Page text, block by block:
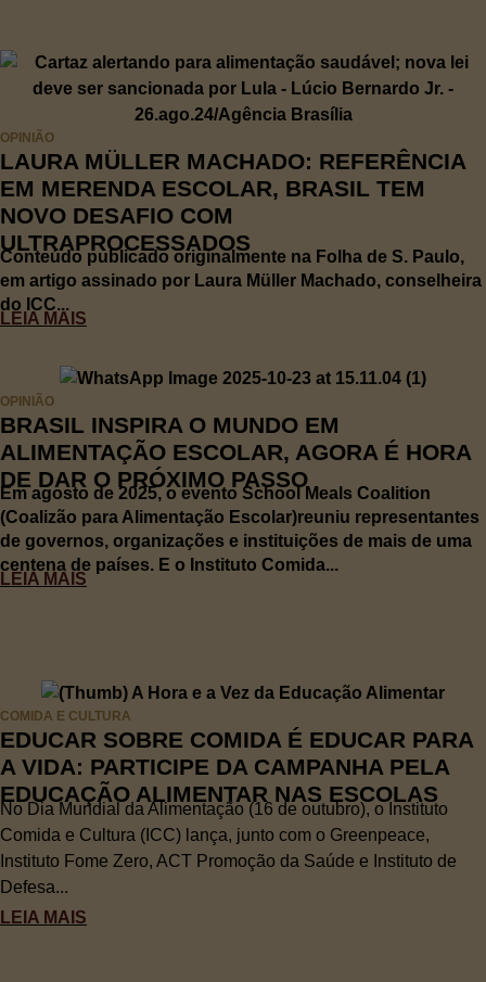
OPINIÃO
LAURA MÜLLER MACHADO: REFERÊNCIA
EM MERENDA ESCOLAR, BRASIL TEM
NOVO DESAFIO COM
ULTRAPROCESSADOS
Conteúdo publicado originalmente na Folha de S. Paulo,
em artigo assinado por Laura Müller Machado, conselheira
do ICC...
LEIA MAIS
OPINIÃO
BRASIL INSPIRA O MUNDO EM
ALIMENTAÇÃO ESCOLAR, AGORA É HORA
DE DAR O PRÓXIMO PASSO
Em agosto de 2025, o evento School Meals Coalition
(Coalizão para Alimentação Escolar)reuniu representantes
de governos, organizações e instituições de mais de uma
centena de países. E o Instituto Comida...
LEIA MAIS
COMIDA E CULTURA
EDUCAR SOBRE COMIDA É EDUCAR PARA
A VIDA: PARTICIPE DA CAMPANHA PELA
EDUCAÇÃO ALIMENTAR NAS ESCOLAS
No Dia Mundial da Alimentação (16 de outubro), o Instituto
Comida e Cultura (ICC) lança, junto com o Greenpeace,
Instituto Fome Zero, ACT Promoção da Saúde e Instituto de
Defesa...
LEIA MAIS